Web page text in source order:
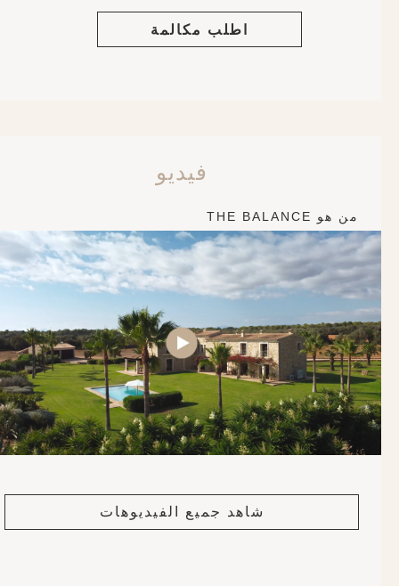
اطلب مكالمة
فيديو
من هو THE BALANCE
شاهد جميع الفيديوهات